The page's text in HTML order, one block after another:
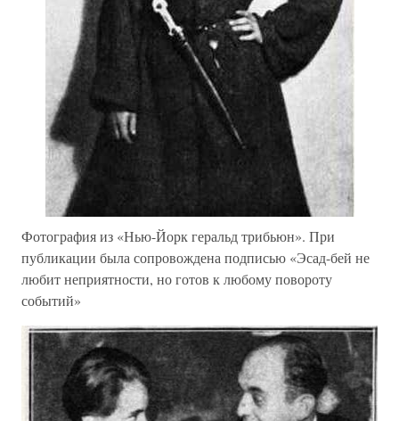
Фотография из «Нью-Йорк геральд трибьюн». При
публикации была сопровождена подписью «Эсад-бей не
любит неприятности, но готов к любому повороту
событий»